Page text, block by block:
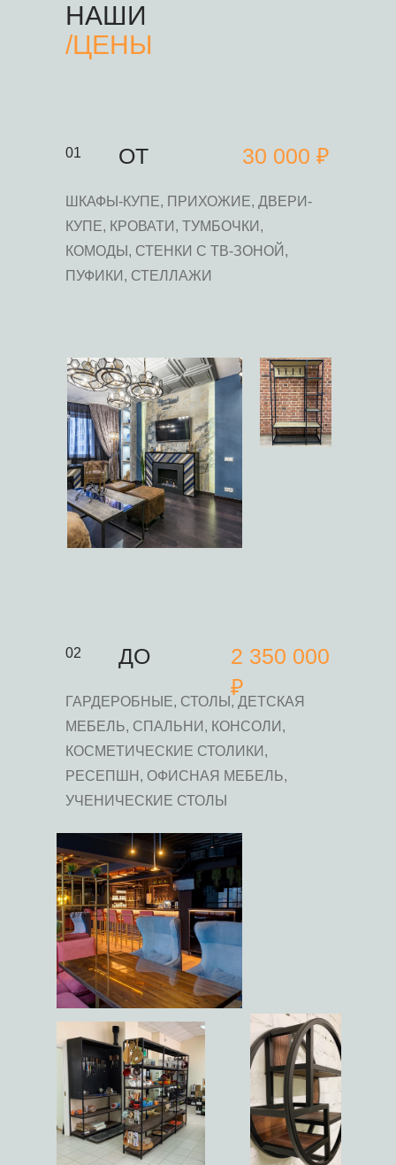
НАШИ
/ЦЕНЫ
ОТ
01 30 000 ₽
ШКАФЫ-КУПЕ, ПРИХОЖИЕ, ДВЕРИ-
КУПЕ, КРОВАТИ, ТУМБОЧКИ,
КОМОДЫ, СТЕНКИ С ТВ-ЗОНОЙ,
ПУФИКИ, СТЕЛЛАЖИ
ДО
02
2 350 000
₽
ГАРДЕРОБНЫЕ, СТОЛЫ, ДЕТСКАЯ
МЕБЕЛЬ, СПАЛЬНИ, КОНСОЛИ,
КОСМЕТИЧЕСКИЕ СТОЛИКИ,
РЕСЕПШН, ОФИСНАЯ МЕБЕЛЬ,
УЧЕНИЧЕСКИЕ СТОЛЫ